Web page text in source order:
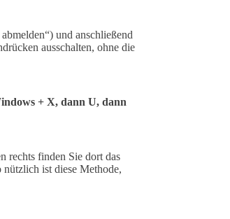
und anschließend
ausschalten, ohne die
+ X, dann U, dann
rechts finden Sie dort das
ist diese Methode,